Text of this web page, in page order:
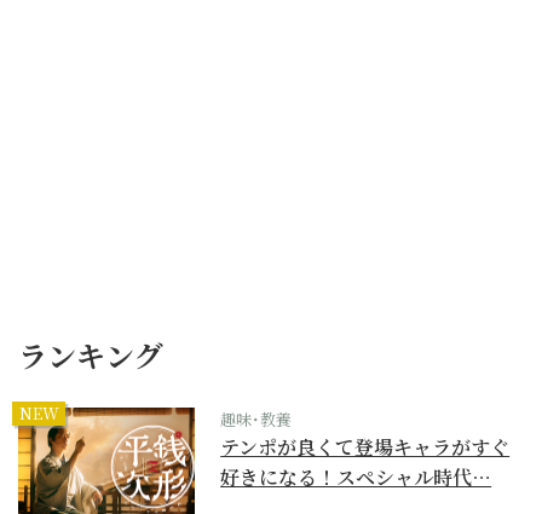
ランキング
NEW 趣味･教養
テンポが良くて登場キャラがすぐ
好きになる！スペシャル時代…